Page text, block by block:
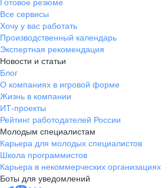
Готовое резюме
Все сервисы
Хочу у вас работать
Производственный календарь
Экспертная рекомендация
Новости и статьи
Блог
О компаниях в игровой форме
Жизнь в компании
ИТ-проекты
Рейтинг работодателей России
Молодым специалистам
Карьера для молодых специалистов
Школа программистов
Карьера в некоммерческих организациях
Боты для уведомлений